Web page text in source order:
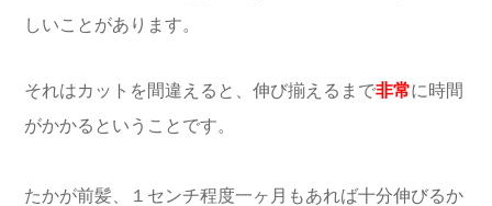
しいことがあります。
それはカットを間違えると、伸び揃えるまで非常に時間
がかかるということです。
たかが前髪、１センチ程度一ヶ月もあれば十分伸びるか